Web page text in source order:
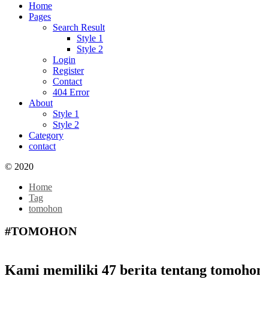
Home
Pages
Search Result
Style 1
Style 2
Login
Register
Contact
404 Error
About
Style 1
Style 2
Category
contact
© 2020
Home
Tag
tomohon
#TOMOHON
Kami memiliki 47 berita tentang